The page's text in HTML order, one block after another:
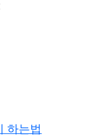
하는법